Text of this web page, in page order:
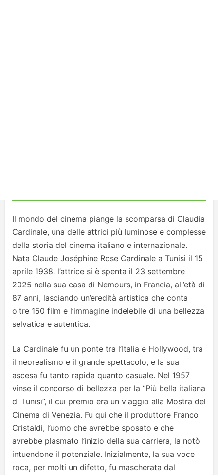
Il mondo del cinema piange la scomparsa di Claudia
Cardinale, una delle attrici più luminose e complesse
della storia del cinema italiano e internazionale.
Nata Claude Joséphine Rose Cardinale a Tunisi il 15
aprile 1938, l’attrice si è spenta il 23 settembre
2025 nella sua casa di Nemours, in Francia, all’età di
87 anni, lasciando un’eredità artistica che conta
oltre 150 film e l’immagine indelebile di una bellezza
selvatica e autentica.
La Cardinale fu un ponte tra l’Italia e Hollywood, tra
il neorealismo e il grande spettacolo, e la sua
ascesa fu tanto rapida quanto casuale. Nel 1957
vinse il concorso di bellezza per la “Più bella italiana
di Tunisi”, il cui premio era un viaggio alla Mostra del
Cinema di Venezia. Fu qui che il produttore Franco
Cristaldi, l’uomo che avrebbe sposato e che
avrebbe plasmato l’inizio della sua carriera, la notò
intuendone il potenziale. Inizialmente, la sua voce
roca, per molti un difetto, fu mascherata dal